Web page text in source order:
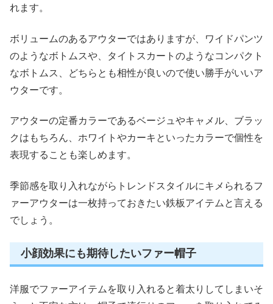
れます。
ボリュームのあるアウターではありますが、ワイドパンツ
のようなボトムスや、タイトスカートのようなコンパクト
なボトムス、どちらとも相性が良いので使い勝手がいいア
ウターです。
アウターの定番カラーであるベージュやキャメル、ブラッ
クはもちろん、ホワイトやカーキといったカラーで個性を
表現することも楽しめます。
季節感を取り入れながらトレンドスタイルにキメられるフ
ァーアウターは一枚持っておきたい鉄板アイテムと言える
でしょう。
小顔効果にも期待したいファー帽子
洋服でファーアイテムを取り入れると着太りしてしまいそ